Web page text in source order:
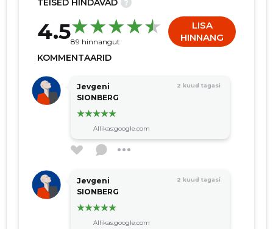
TEISED HINDAVAD ?
4.589 hinnangut
LISA
HINNANG
KOMMENTAARID
Jevgeni
SIONBERG
2 kuud tagasi
Allikas:google.com
Jevgeni
SIONBERG
2 kuud tagasi
Allikas:google.com